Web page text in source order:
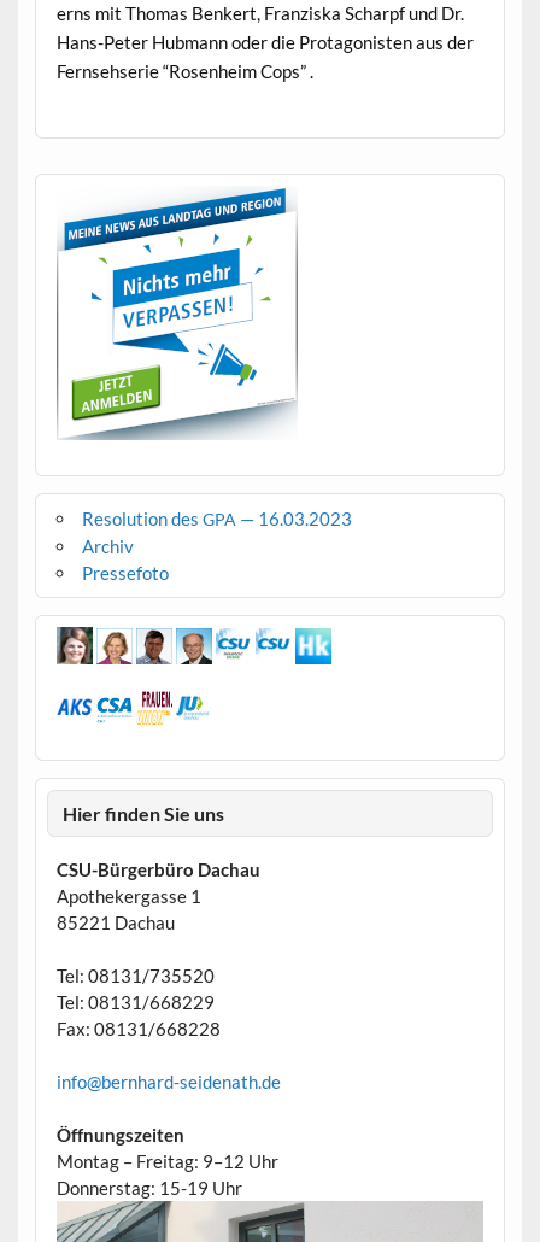
erns mit Thomas Benkert, Franziska Scharpf und Dr.
Hans-Peter Hub­mann oder die Pro­tag­o­nis­ten aus der
Fernsehserie “Rosen­heim Cops” .
Resolution des GPA — 16.03.2023
Archiv
Pressefoto
Hier finden Sie uns
CSU-Bürgerbüro Dachau
Apothekergasse 1
85221 Dachau
Tel: 08131/735520
Tel: 08131/668229
Fax: 08131/668228
info@bernhard-seidenath.de
Öffnungszeiten
Montag – Freitag: 9–12 Uhr
Donnerstag: 15-19 Uhr